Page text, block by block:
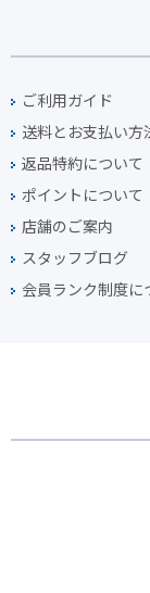
ご利用ガイド
送料とお支払い方
返品特約について
ポイントについて
店舗のご案内
スタッフブログ
会員ランク制度に